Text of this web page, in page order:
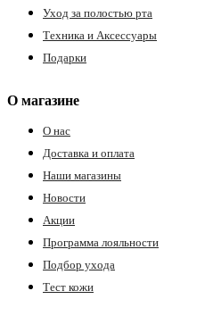
Уход за полостью рта
Техника и Аксессуары
Подарки
О магазине
О нас
Доставка и оплата
Наши магазины
Новости
Акции
Программа лояльности
Подбор ухода
Тест кожи